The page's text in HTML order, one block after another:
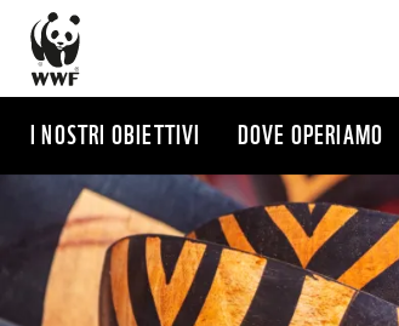
Salta
contenuto
principale
I NOSTRI OBIETTIVI DOVE OPERIAMO